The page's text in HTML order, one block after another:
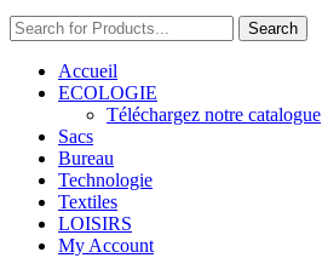
Search
Accueil
ECOLOGIE
Téléchargez notre catalogue
Sacs
Bureau
Technologie
Textiles
LOISIRS
My Account